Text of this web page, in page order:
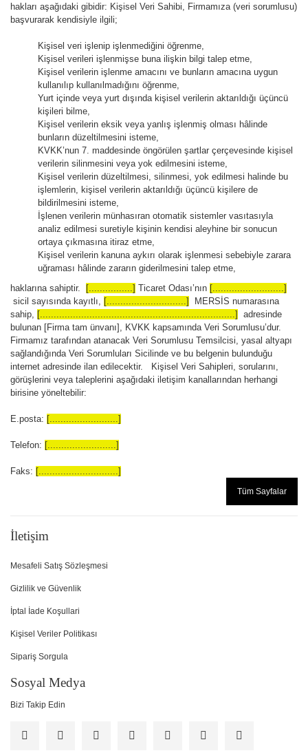
hakları aşağıdaki gibidir: Kişisel Veri Sahibi, Firmamıza (veri sorumlusu)
başvurarak kendisiyle ilgili;
Kişisel veri işlenip işlenmediğini öğrenme,
Kişisel verileri işlenmişse buna ilişkin bilgi talep etme,
Kişisel verilerin işlenme amacını ve bunların amacına uygun
kullanılıp kullanılmadığını öğrenme,
Yurt içinde veya yurt dışında kişisel verilerin aktarıldığı üçüncü
kişileri bilme,
Kişisel verilerin eksik veya yanlış işlenmiş olması hâlinde
bunların düzeltilmesini isteme,
KVKK’nun 7. maddesinde öngörülen şartlar çerçevesinde kişisel
verilerin silinmesini veya yok edilmesini isteme,
Kişisel verilerin düzeltilmesi, silinmesi, yok edilmesi halinde bu
işlemlerin, kişisel verilerin aktarıldığı üçüncü kişilere de
bildirilmesini isteme,
İşlenen verilerin münhasıran otomatik sistemler vasıtasıyla
analiz edilmesi suretiyle kişinin kendisi aleyhine bir sonucun
ortaya çıkmasına itiraz etme,
Kişisel verilerin kanuna aykırı olarak işlenmesi sebebiyle zarara
uğraması hâlinde zararın giderilmesini talep etme,
haklarına sahiptir.
[................] Ticaret Odası’nın [..........................]
sicil sayısında kayıtlı, [.............................]
MERSİS numarasına
sahip, [.......................................................................]
adresinde
bulunan [Firma tam ünvanı], KVKK kapsamında Veri Sorumlusu’dur.
Firmamız tarafından atanacak Veri Sorumlusu Temsilcisi, yasal altyapı
sağlandığında Veri Sorumluları Sicilinde ve bu belgenin bulunduğu
internet adresinde ilan edilecektir. Kişisel Veri Sahipleri, sorularını,
görüşlerini veya taleplerini aşağıdaki iletişim kanallarından herhangi
birisine yöneltebilir:
E.posta: [.........................]
Telefon: [.........................]
Faks: [.............................]
Tüm Sayfalar
İletişim
Mesafeli Satış Sözleşmesi
Gizlilik ve Güvenlik
İptal İade Koşullari
Kişisel Veriler Politikası
Sipariş Sorgula
Sosyal Medya
Bizi Takip Edin